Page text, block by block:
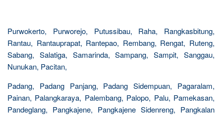
Purwokerto, Purworejo, Putussibau, Raha, Rangkasbitung,
Rantau, Rantauprapat, Rantepao, Rembang, Rengat, Ruteng,
Sabang, Salatiga, Samarinda, Sampang, Sampit, Sanggau,
Nunukan, Pacitan,
Padang, Padang Panjang, Padang Sidempuan, Pagaralam,
Painan, Palangkaraya, Palembang, Palopo, Palu, Pamekasan,
Pandeglang, Pangkajene, Pangkajene Sidenreng, Pangkalan